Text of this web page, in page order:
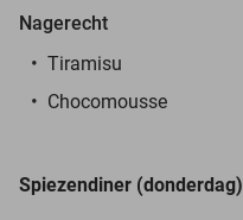
Nagerecht
Tiramisu
Chocomousse
Spiezendiner (donderdag)